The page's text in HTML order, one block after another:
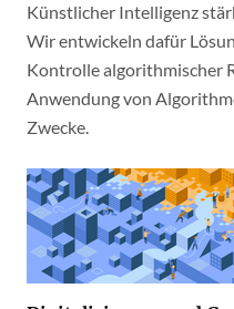
Künstlicher Intelligenz
Wir entwickeln dafür
Kontrolle algorithmischer
Anwendung von
Zwecke.